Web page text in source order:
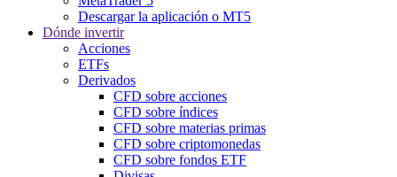
Descargar la aplicación o MT5
Dónde invertir
Acciones
ETFs
Derivados
CFD sobre acciones
CFD sobre índices
CFD sobre materias primas
CFD sobre criptomonedas
CFD sobre fondos ETF